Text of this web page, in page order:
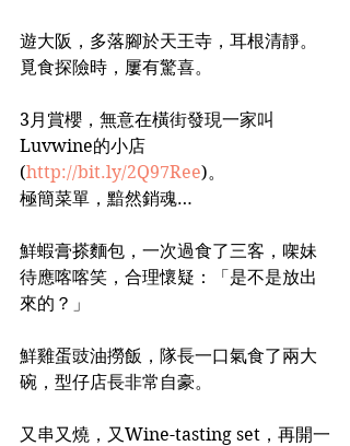
遊大阪，多落腳於天王寺，耳根清靜。
覓食探險時，屢有驚喜。
3月賞櫻，無意在橫街發現一家叫
Luvwine的小店
(http://bit.ly/2Q97Ree)。
極簡菜單，黯然銷魂…
鮮蝦膏搽麵包，一次過食了三客，㗎妹
待應喀喀笑，合理懷疑：「是不是放出
來的？」
鮮雞蛋豉油撈飯，隊長一口氣食了兩大
碗，型仔店長非常自豪。
又串又燒，又Wine-tasting set，再開一